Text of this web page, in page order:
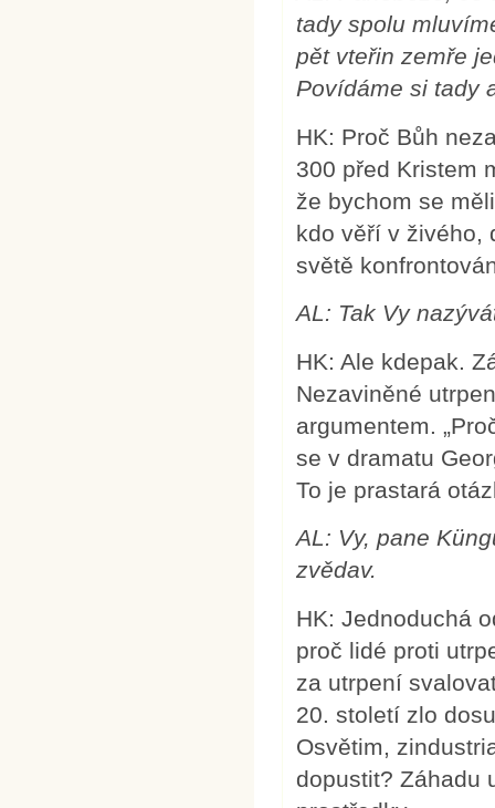
tady spolu
pět vteřin zemře
Povídáme si tady
HK: Proč Bůh
300 před Kristem
že bychom se
kdo věří v živého,
světě
AL: Tak Vy
HK: Ale kdepak.
Nezaviněné
argumentem.
se v dramatu
To je prastará
AL: Vy, pane
zvědav.
HK: Jednoduchá
proč lidé proti
za utrpení
20. století zlo
Osvětim,
dopustit? Záhadu